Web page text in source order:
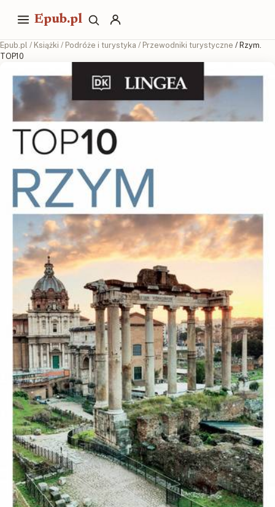
Epub.pl
Epub.pl / Książki / Podróże i turystyka / Przewodniki turystyczne / Rzym.
TOP10